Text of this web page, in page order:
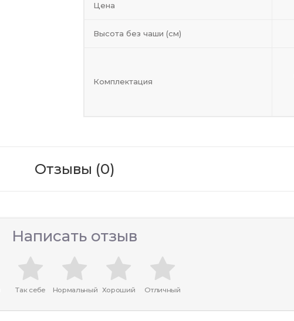
Цена
Высота без чаши (см)
Комплектация
Отзывы (0)
Написать отзыв
Так себе Нормальный Хороший Отличный